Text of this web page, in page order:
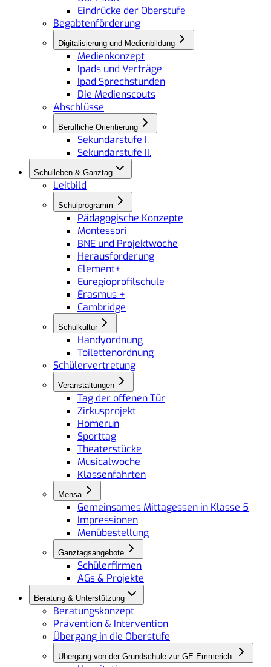
Eindrücke der Oberstufe
Begabtenförderung
Digitalisierung und Medienbildung
Medienkonzept
Ipads und Verträge
Ipad Sprechstunden
Die Medienscouts
Abschlüsse
Berufliche Orientierung
Sekundarstufe I.
Sekundarstufe II.
Schulleben & Ganztag
Leitbild
Schulprogramm
Pädagogische Konzepte
Montessori
BNE und Projektwoche
Herausforderung
Element+
Euregioprofilschule
Erasmus +
Cambridge
Schulkultur
Handyordnung
Toilettenordnung
Schülervertretung
Veranstaltungen
Tag der offenen Tür
Zirkusprojekt
Homerun
Sporttag
Theaterstücke
Musicalwoche
Klassenfahrten
Mensa
Gemeinsames Mittagessen in Klasse 5
Impressionen
Menübestellung
Ganztagsangebote
Schülerfirmen
AGs & Projekte
Beratung & Unterstützung
Beratungskonzept
Prävention & Intervention
Übergang in die Oberstufe
Übergang von der Grundschule zur GE Emmerich